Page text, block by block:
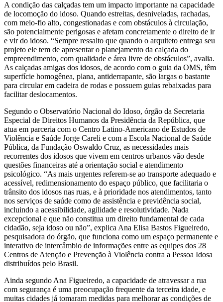
A condição das calçadas tem um impacto importante na capacidade
de locomoção do idoso. Quando estreitas, desniveladas, rachadas,
com meio-fio alto, congestionadas e com obstáculos à circulação,
são potencialmente perigosas e afetam concretamente o direito de ir
e vir do idoso. “Sempre ressalto que quando o arquiteto entrega seu
projeto ele tem de apresentar o planejamento da calçada do
empreendimento, com qualidade e área livre de obstáculos”, avalia.
As calçadas amigas dos idosos, de acordo com o guia da OMS, têm
superfície homogênea, plana, antiderrapante, são largas o bastante
para circular em cadeira de rodas e possuem guias rebaixadas para
facilitar deslocamentos.
Segundo o Observatório Nacional do Idoso, órgão da Secretaria
Especial de Direitos Humanos da Presidência da República, que
atua em parceria com o Centro Latino-Americano de Estudos de
Violência e Saúde Jorge Careli e com a Escola Nacional de Saúde
Pública, da Fundação Oswaldo Cruz, as necessidades mais
recorrentes dos idosos que vivem em centros urbanos vão desde
questões financeiras até a orientação social e atendimento
psicológico. “As mais urgentes referem-se ao transporte adequado e
acessível, redimensionamento do espaço público, que facilitaria o
trânsito dos idosos nas ruas, e à prioridade nos atendimentos, tanto
nos serviços de saúde como de assistência e previdência social,
incluindo a acessibilidade, agilidade e resolutividade. Nada
excepcional e que não constitua um direito fundamental de cada
cidadão, seja idoso ou não”, explica Ana Elisa Bastos Figueiredo,
pesquisadora do órgão, que funciona como um espaço permanente e
interativo de intercâmbio de informações entre as equipes dos 28
Centros de Atenção e Prevenção à Violência contra a Pessoa Idosa
distribuídos pelo Brasil.
Ainda segundo Ana Figueiredo, a capacidade de atravessar a rua
com segurança é uma preocupação frequente da terceira idade, e
muitas cidades já tomaram medidas para melhorar as condições de